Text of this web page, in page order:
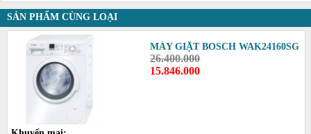
SẢN PHẨM CÙNG LOẠI
MÁY GIẶT BOSCH WAK24160SG
26.400.000
15.846.000